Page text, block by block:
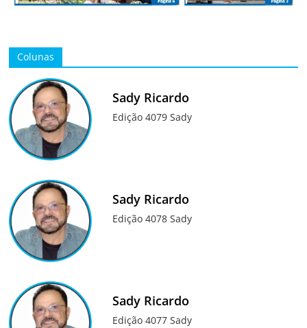
Colunas
Sady Ricardo
Edição 4079 Sady
Sady Ricardo
Edição 4078 Sady
Sady Ricardo
Edição 4077 Sady